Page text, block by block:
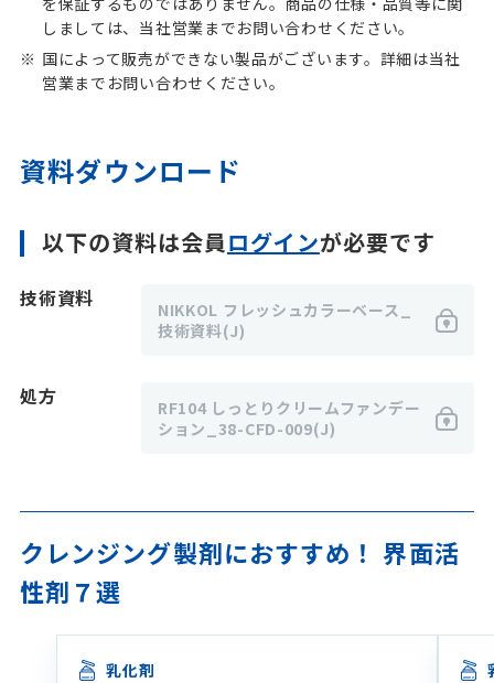
しましては、当社営業までお問い合わせください。
国によって販売ができない製品がございます。詳細は当社
営業までお問い合わせください。
資料ダウンロード
以下の資料は会員ログインが必要です
技術資料
NIKKOL フレッシュカラーベース_
技術資料(J)
処方
RF104 しっとりクリームファンデー
ション_38-CFD-009(J)
クレンジング製剤におすすめ！ 界面活
性剤７選
乳化剤